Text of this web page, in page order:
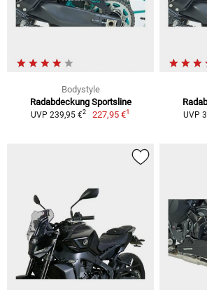
Bodystyle
Radabdeckung Sportsline
UVP 239,95 €2 227,95 €1 UVP